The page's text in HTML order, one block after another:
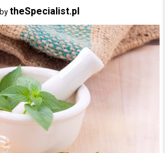
bytheSpecialist.pl